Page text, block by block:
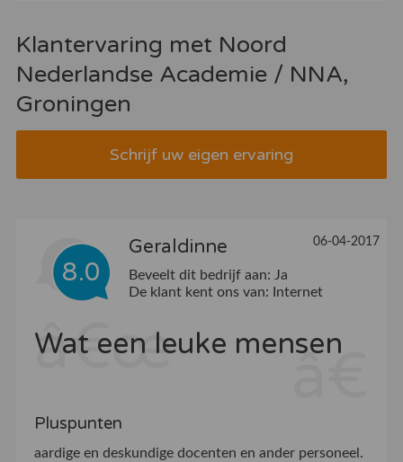
Klantervaring met Noord
Nederlandse Academie / NNA,
Groningen
Schrijf uw eigen ervaring
8.0
Geraldinne 06-04-2017
Beveelt dit bedrijf aan: Ja
De klant kent ons van:
Internet
Wat een leuke mensen
Pluspunten
aardige en deskundige docenten en ander personeel.